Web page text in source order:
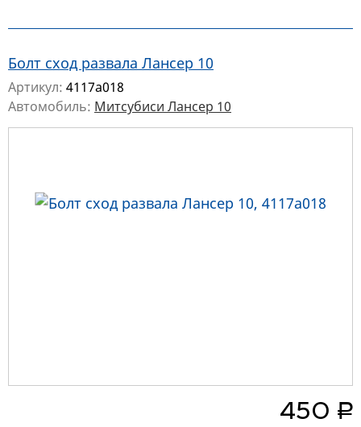
Болт сход развала Лансер 10
Артикул: 4117a018
Автомобиль: Митсубиси Лансер 10
450 руб.